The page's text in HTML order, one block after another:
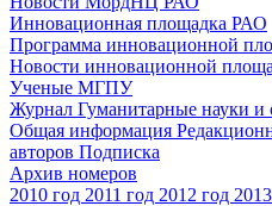
Инновационная площадка РАО
Программа инновационной
Новости инновационной
Ученые МГПУ
Журнал Гуманитарные науки и
Общая информация
авторов Подписка
Архив номеров
2010 год 2011 год 2012 год